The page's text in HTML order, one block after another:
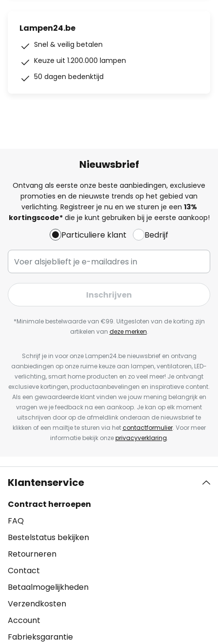
Lampen24.be
Snel & veilig betalen
Keuze uit 1.200.000 lampen
50 dagen bedenktijd
Nieuwsbrief
Ontvang als eerste onze beste aanbiedingen, exclusieve
promoties en de nieuwste trends op het gebied van
verlichting. Registreer je nu en we sturen je een 13%
kortingscode*die je kunt gebruiken bij je eerste aankoop!
Particuliere klant Bedrijf
Inschrijven
*Minimale bestelwaarde van €99. Uitgesloten van de korting zijn
artikelen van deze merken.
Schrijf je in voor onze Lampen24.be nieuwsbrief en ontvang
aanbiedingen op onze ruime keuze aan lampen, ventilatoren, LED-
verlichting, smart home producten en zo veel meer! Je ontvangt
exclusieve kortingen, productaanbevelingen en inspiratieve content.
Als een gewaardeerde klant vinden we jouw mening belangrijk en
vragen we je feedback na een aankoop. Je kan op elk moment
uitschrijven door op de afmeldlink onderaan de nieuwsbrief te
klikken of een mailtje te sturen via hetcontactformulier. Voor meer
informatie bekijk onzeprivacyverklaring.
Klantenservice
Contract herroepen
FAQ
Bestelstatus bekijken
Retourneren
Contact
Betaalmogelijkheden
Verzendkosten
Account
Fabrieksgarantie